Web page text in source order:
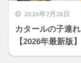
2026年7月28日
カタールの子連
【2026年最新版】